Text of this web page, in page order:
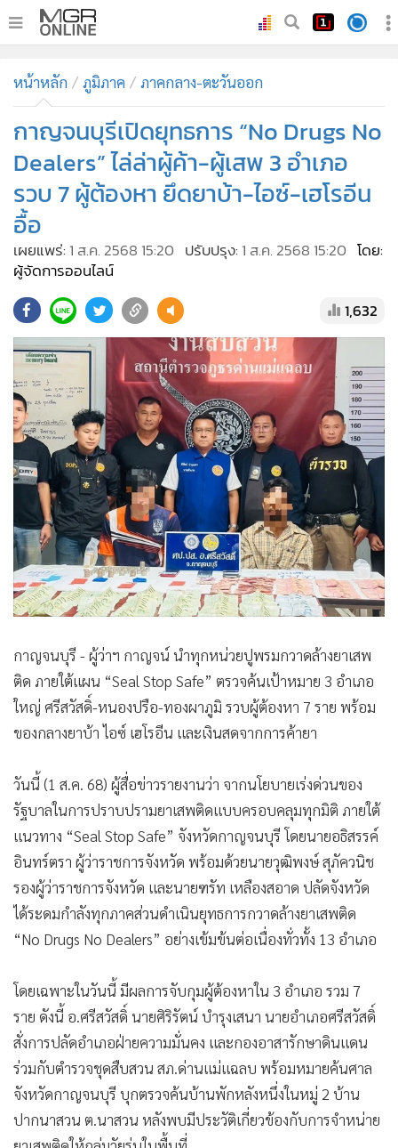
ทันเหตุการณ์
• ภาคใต้
ภูมิภาค
Online Section
• บันเทิง
• ผู้จัดการรายวัน
• คอลัมนิสต์
• CbizReview
• Cyber BIZ
ผู้จัดกวน
• Good health & Well-being
• Green Innovation & SD
Management & HR
• MGR Live
Infographic
• การเมือง
• ท่องเที่ยว
• กีฬา
• ต่างประเทศ
Special Scoop
• เศรษฐกิจ-ธุรกิจ
• จีน
• ชุมชน-คุณภาพชีวิต
• Motoring
• เกม
• วิทยาศาสตร์
• SMEs
• หุ้น
• อินโดจีน
กองทุนรวม
•
Celeb Online
Factcheck
•
• News1
• Gotomanager
หน้าหลัก ภูมิภาค ภาคกลาง-ตะวันออก
กาญจนบุรีเปิดยุทธการ “No Drugs No
Dealers” ไล่ล่าผู้ค้า-ผู้เสพ 3 อำเภอ
รวบ 7 ผู้ต้องหา ยึดยาบ้า-ไอซ์-เฮโรอีน
อื้อ
เผยแพร่: 1 ส.ค. 2568 15:20 ปรับปรุง: 1 ส.ค. 2568 15:20 โดย:
ผู้จัดการออนไลน์
1,632
กาญจนบุรี - ผู้ว่าฯ กาญจน์ นำทุกหน่วยปูพรมกวาดล้างยาเสพ
ติด ภายใต้แผน “Seal Stop Safe” ตรวจค้นเป้าหมาย 3 อำเภอ
ใหญ่ ศรีสวัสดิ์-หนองปรือ-ทองผาภูมิ รวบผู้ต้องหา 7 ราย พร้อม
ของกลางยาบ้า ไอซ์ เฮโรอีน และเงินสดจากการค้ายา
วันนี้ (1 ส.ค. 68) ผู้สื่อข่าวรายงานว่า จากนโยบายเร่งด่วนของ
รัฐบาลในการปราบปรามยาเสพติดแบบครอบคลุมทุกมิติ ภายใต้
แนวทาง “Seal Stop Safe” จังหวัดกาญจนบุรี โดยนายอธิสรรค์
อินทร์ตรา ผู้ว่าราชการจังหวัด พร้อมด้วยนายวุฒิพงษ์ สุภัควนิช
รองผู้ว่าราชการจังหวัด และนายฑรัท เหลืองสอาด ปลัดจังหวัด
ได้ระดมกำลังทุกภาคส่วนดำเนินยุทธการกวาดล้างยาเสพติด
“No Drugs No Dealers” อย่างเข้มข้นต่อเนื่องทั่วทั้ง 13 อำเภอ
โดยเฉพาะในวันนี้ มีผลการจับกุมผู้ต้องหาใน 3 อำเภอ รวม 7
ราย ดังนี้ อ.ศรีสวัสดิ์ นายศิริรัตน์ บำรุงเสนา นายอำเภอศรีสวัสดิ์
สั่งการปลัดอำเภอฝ่ายความมั่นคง และกองอาสารักษาดินแดน
ร่วมกับตำรวจชุดสืบสวน สภ.ด่านแม่แฉลบ พร้อมหมายค้นศาล
จังหวัดกาญจนบุรี บุกตรวจค้นบ้านพักหลังหนึ่งในหมู่ 2 บ้าน
ปากนาสวน ต.นาสวน หลังพบมีประวัติเกี่ยวข้องกับการจำหน่าย